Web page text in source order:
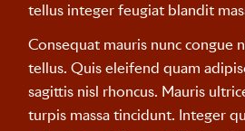
tellus integer feugiat blandit
Consequat mauris nunc congue
tellus. Quis eleifend quam
sagittis nisl rhoncus. Mauris
turpis massa tincidunt. Integer